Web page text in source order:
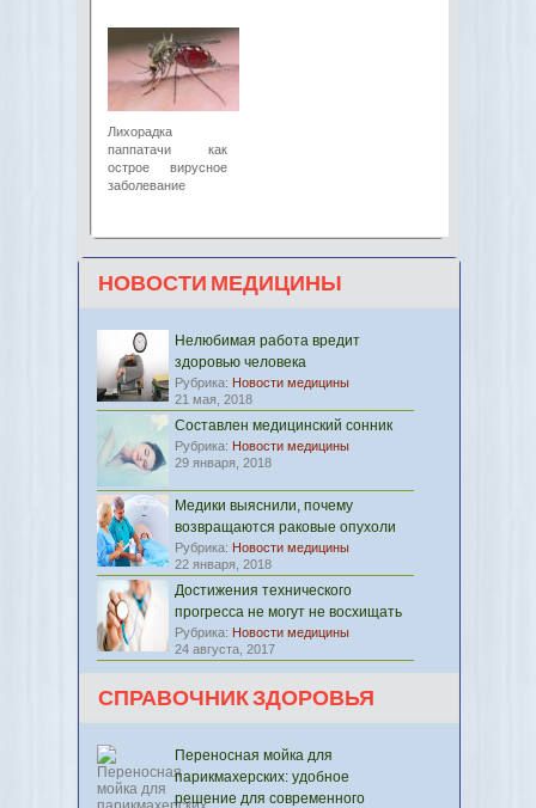
Лихорадка
паппатачи как
острое вирусное
заболевание
НОВОСТИ МЕДИЦИНЫ
Нелюбимая работа вредит
здоровью человека
Рубрика: Новости медицины
21 мая, 2018
Составлен медицинский сонник
Рубрика: Новости медицины
29 января, 2018
Медики выяснили, почему
возвращаются раковые опухоли
Рубрика: Новости медицины
22 января, 2018
Достижения технического
прогресса не могут не восхищать
Рубрика: Новости медицины
24 августа, 2017
СПРАВОЧНИК ЗДОРОВЬЯ
Переносная мойка для
парикмахерских: удобное
решение для современного